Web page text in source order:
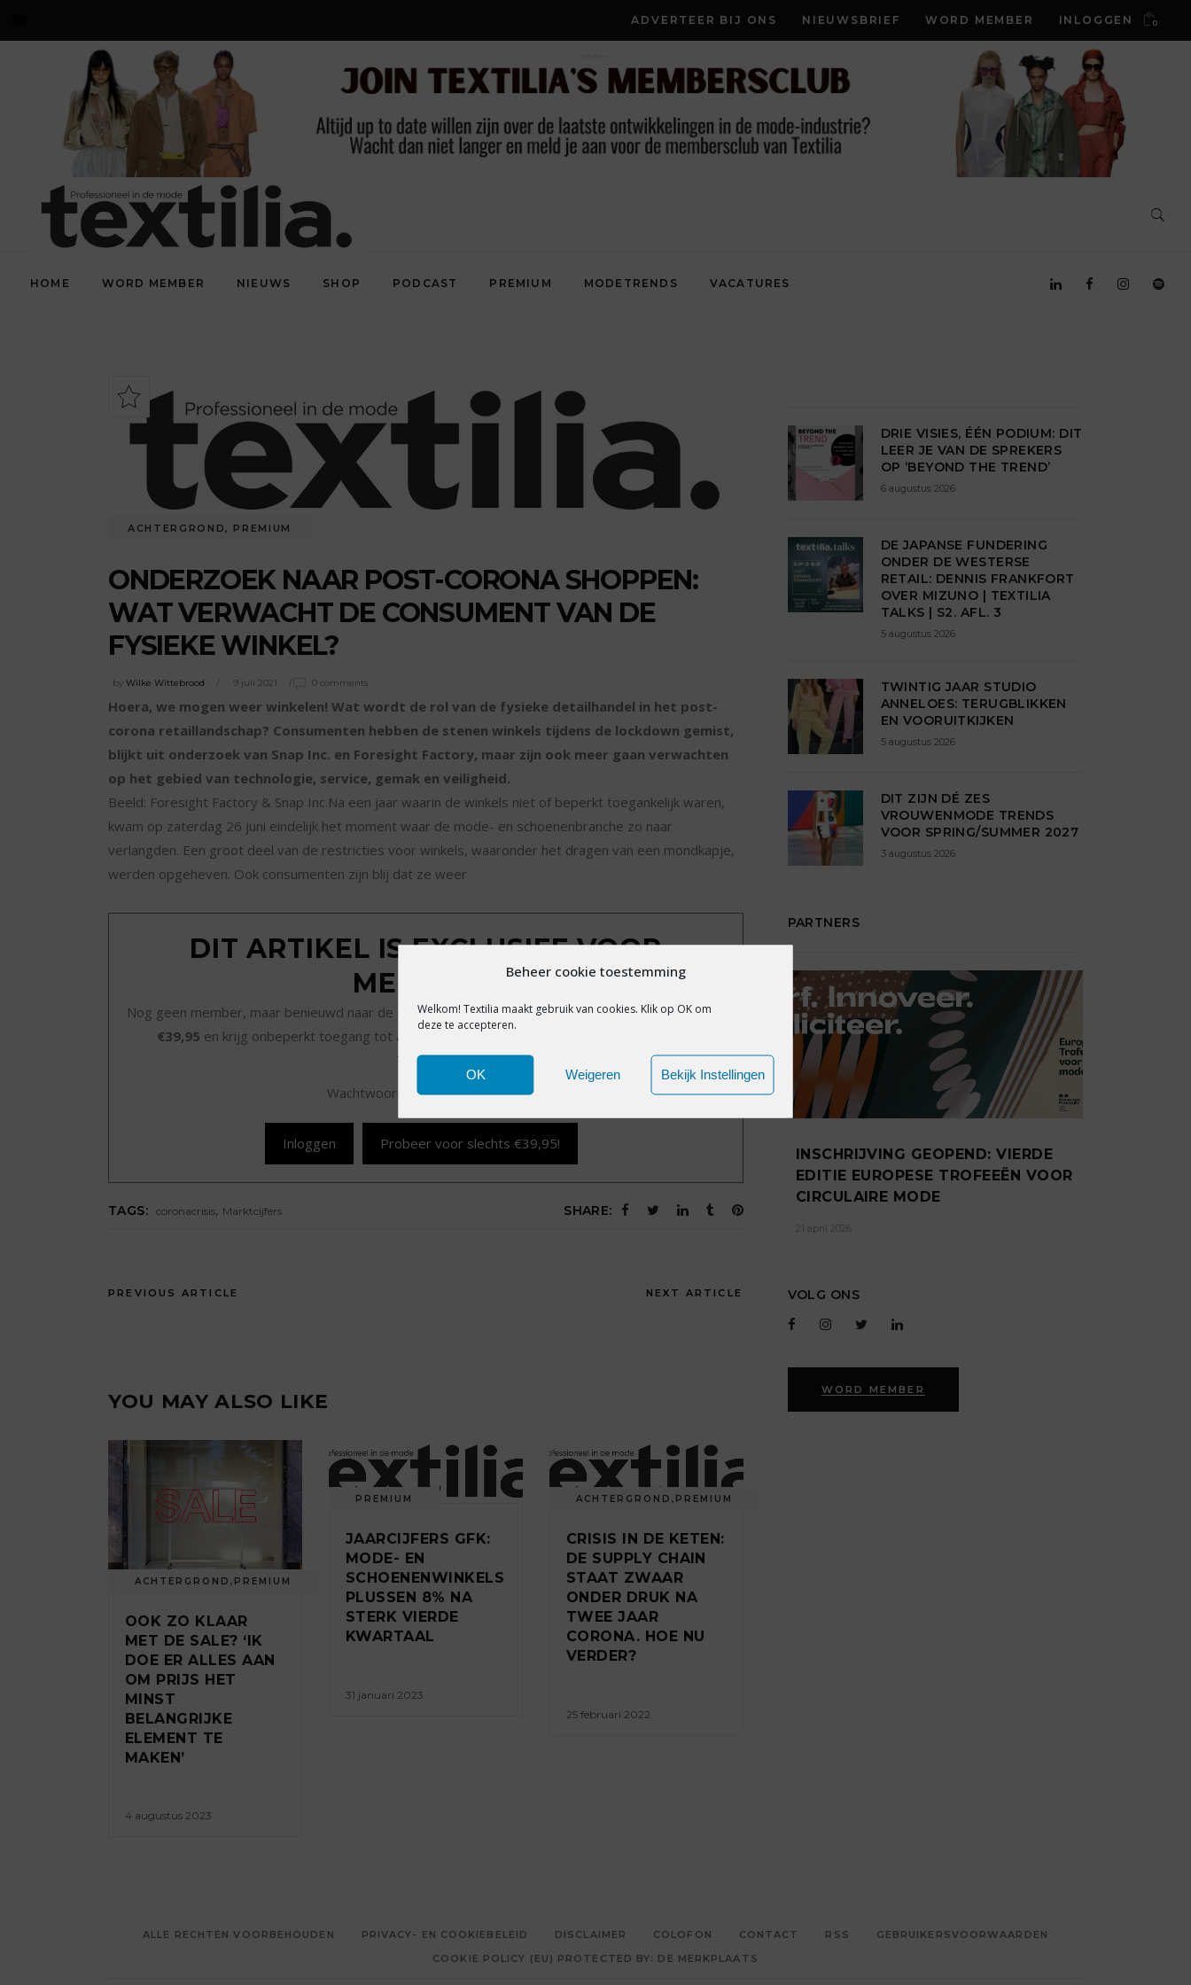
Beheer cookie toestemming
Welkom! Textilia maakt gebruik van cookies. Klik op OK om
deze te accepteren.
OK Weigeren Bekijk Instellingen
ADVERTEER BIJ ONS NIEUWSBRIEF WORD MEMBER INLOGGEN 0
HOME WORD MEMBER NIEUWS SHOP PODCAST PREMIUM MODETRENDS VACATURES
ACHTERGROND, PREMIUM
ONDERZOEK NAAR POST-CORONA SHOPPEN:
WAT VERWACHT DE CONSUMENT VAN DE
FYSIEKE WINKEL?
by Wilke Wittebrood 9 juli 2021 0 comments
Hoera, we mogen weer winkelen! Wat wordt de rol van de fysieke detailhandel in het post-
corona retaillandschap? Consumenten hebben de stenen winkels tijdens de lockdown gemist,
blijkt uit onderzoek van Snap Inc. en Foresight Factory, maar zijn ook meer gaan verwachten
op het gebied van technologie, service, gemak en veiligheid.
Beeld: Foresight Factory & Snap Inc.Na een jaar waarin de winkels niet of beperkt toegankelijk waren,
kwam op zaterdag 26 juni eindelijk het moment waar de mode- en schoenenbranche zo naar
verlangden. Een groot deel van de restricties voor winkels, waaronder het dragen van een mondkapje,
werden opgeheven. Ook consumenten zijn blij dat ze weer
DIT ARTIKEL IS EXCLUSIEF VOOR
MEMBERS
Nog geen member, maar benieuwd naar de exclusieve content?Word nu member voor slechts
€39,95 en krijg onbeperkt toegang tot alle premium content en het volledige archief van
Textilia.nl.
Wachtwoord vergeten?Klik hier.
Inloggen Probeer voor slechts €39,95!
TAGS: coronacrisis, Marktcijfers SHARE:
PREVIOUS ARTICLE NEXT ARTICLE
YOU MAY ALSO LIKE
ACHTERGROND , PREMIUM
OOK ZO KLAAR
MET DE SALE? ‘IK
DOE ER ALLES AAN
OM PRIJS HET
MINST
BELANGRIJKE
ELEMENT TE
MAKEN’
4 augustus 2023
PREMIUM
JAARCIJFERS GFK:
MODE- EN
SCHOENENWINKELS
PLUSSEN 8% NA
STERK VIERDE
KWARTAAL
31 januari 2023
ACHTERGROND , PREMIUM
CRISIS IN DE KETEN:
DE SUPPLY CHAIN
STAAT ZWAAR
ONDER DRUK NA
TWEE JAAR
CORONA. HOE NU
VERDER?
25 februari 2022
DRIE VISIES, ÉÉN PODIUM: DIT
LEER JE VAN DE SPREKERS
OP ‘BEYOND THE TREND’
6 augustus 2026
DE JAPANSE FUNDERING
ONDER DE WESTERSE
RETAIL: DENNIS FRANKFORT
OVER MIZUNO | TEXTILIA
TALKS | S2. AFL. 3
5 augustus 2026
TWINTIG JAAR STUDIO
ANNELOES: TERUGBLIKKEN
EN VOORUITKIJKEN
5 augustus 2026
DIT ZIJN DÉ ZES
VROUWENMODE TRENDS
VOOR SPRING/SUMMER 2027
3 augustus 2026
PARTNERS
INSCHRIJVING GEOPEND: VIERDE
EDITIE EUROPESE TROFEEËN VOOR
CIRCULAIRE MODE
21 april 2026
VOLG ONS
WORD MEMBER
ALLE RECHTEN VOORBEHOUDEN PRIVACY- EN COOKIEBELEID DISCLAIMER COLOFON CONTACT RSS
GEBRUIKERSVOORWAARDEN
COOKIE POLICY (EU) PROTECTED BY: DE MERKPLAATS